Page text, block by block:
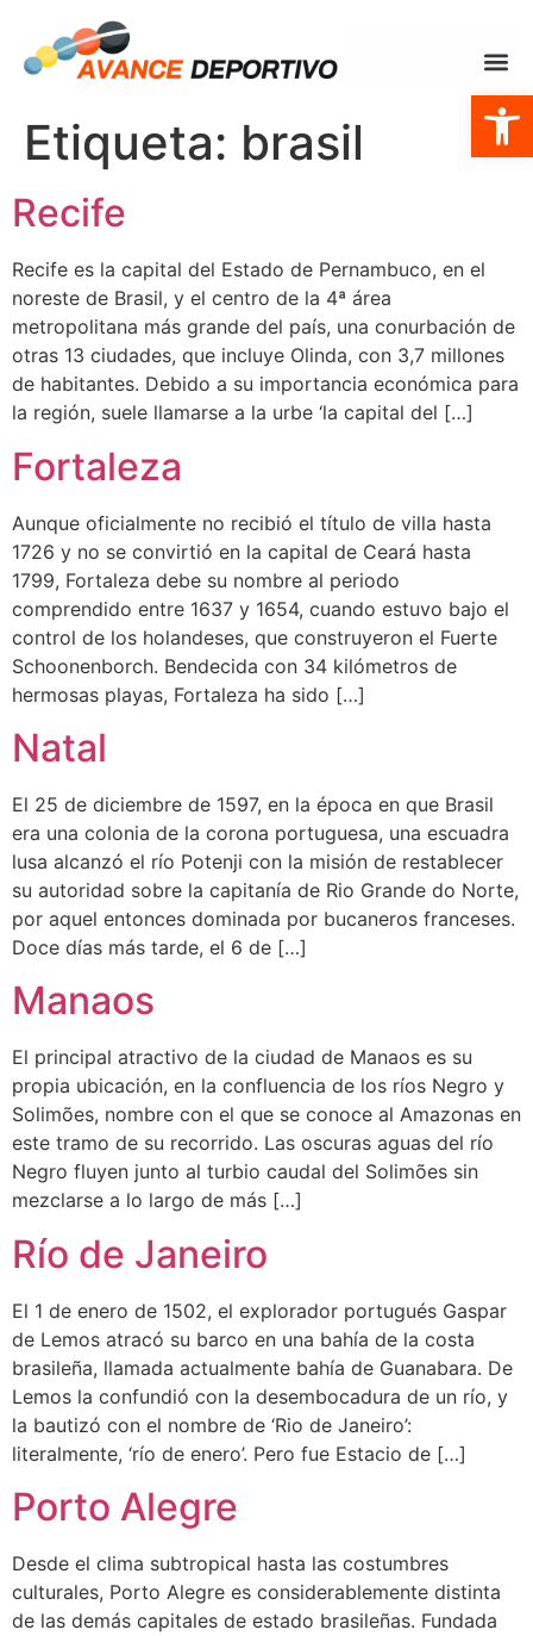
Abrir
Etiqueta: brasil
Recife
Recife es la capital del Estado de Pernambuco, en el
noreste de Brasil, y el centro de la 4ª área
metropolitana más grande del país, una conurbación de
otras 13 ciudades, que incluye Olinda, con 3,7 millones
de habitantes. Debido a su importancia económica para
la región, suele llamarse a la urbe ‘la capital del […]
Fortaleza
Aunque oficialmente no recibió el título de villa hasta
1726 y no se convirtió en la capital de Ceará hasta
1799, Fortaleza debe su nombre al periodo
comprendido entre 1637 y 1654, cuando estuvo bajo el
control de los holandeses, que construyeron el Fuerte
Schoonenborch. Bendecida con 34 kilómetros de
hermosas playas, Fortaleza ha sido […]
Natal
El 25 de diciembre de 1597, en la época en que Brasil
era una colonia de la corona portuguesa, una escuadra
lusa alcanzó el río Potenji con la misión de restablecer
su autoridad sobre la capitanía de Rio Grande do Norte,
por aquel entonces dominada por bucaneros franceses.
Doce días más tarde, el 6 de […]
Manaos
El principal atractivo de la ciudad de Manaos es su
propia ubicación, en la confluencia de los ríos Negro y
Solimões, nombre con el que se conoce al Amazonas en
este tramo de su recorrido. Las oscuras aguas del río
Negro fluyen junto al turbio caudal del Solimões sin
mezclarse a lo largo de más […]
Río de Janeiro
El 1 de enero de 1502, el explorador portugués Gaspar
de Lemos atracó su barco en una bahía de la costa
brasileña, llamada actualmente bahía de Guanabara. De
Lemos la confundió con la desembocadura de un río, y
la bautizó con el nombre de ‘Rio de Janeiro’:
literalmente, ‘río de enero’. Pero fue Estacio de […]
Porto Alegre
Desde el clima subtropical hasta las costumbres
culturales, Porto Alegre es considerablemente distinta
de las demás capitales de estado brasileñas. Fundada